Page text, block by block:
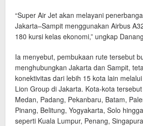
“Super Air Jet akan melayani
Jakarta–Sampit menggunakan Airbus
180 kursi kelas ekonomi,” ungkap
Ia menyebut, pembukaan rute tersebut
menghubungkan Jakarta dan Sampit,
konektivitas dari lebih 15 kota lain
Lion Group di Jakarta. Kota-kota
Medan, Padang, Pekanbaru, Batam,
Pinang, Belitung, Yogyakarta, Solo
seperti Kuala Lumpur, Penang,